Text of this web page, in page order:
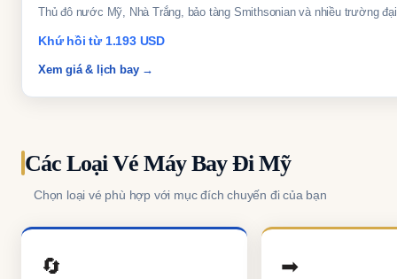
Thủ đô nước Mỹ, Nhà Trắng, bảo tàng Smithsonian và nhiều trường
Khứ hồi từ 1.193 USD
Xem giá & lịch bay →
Các Loại Vé Máy Bay Đi Mỹ
Chọn loại vé phù hợp với mục đích chuyến đi của bạn
🔄 ➡